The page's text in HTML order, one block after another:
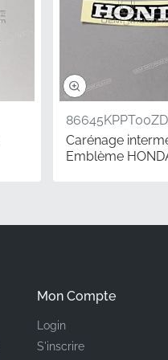
Fabricant
Emplacement de
Type
vinyle découpé avec
restauriez un
authentiques offre les
86645KPPT00ZD
Carénage
Emblème
Mon Compte
Login
S'inscrire